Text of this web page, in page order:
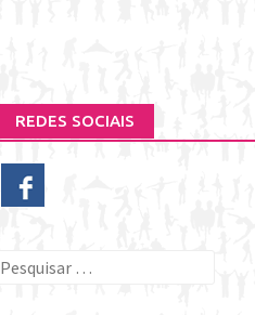
REDES SOCIAIS
Pesquisar